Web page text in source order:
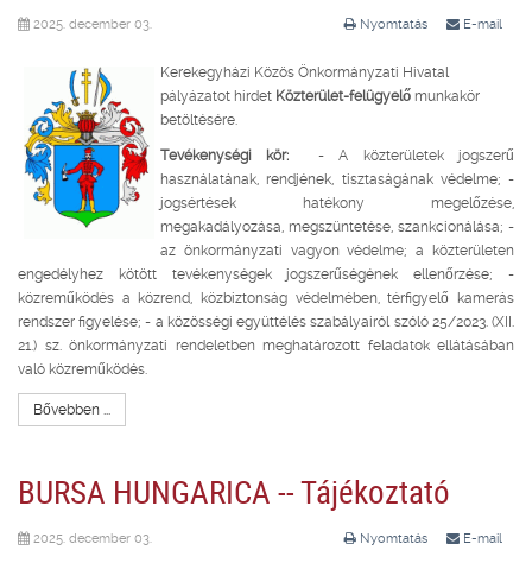
Nyomtatás E-mail
2025. december 03.
Kerekegyházi Közös Önkormányzati Hivatal
pályázatot hirdet Közterület-felügyelő munkakör
betöltésére.
Tevékenységi kör: - A közterületek jogszerű
használatának, rendjének, tisztaságának védelme; -
jogsértések hatékony megelőzése,
megakadályozása, megszüntetése, szankcionálása; -
az önkormányzati vagyon védelme; a közterületen
engedélyhez kötött tevékenységek jogszerűségének ellenőrzése; -
közreműködés a közrend, közbiztonság védelmében, térfigyelő kamerás
rendszer figyelése; - a közösségi együttélés szabályairól szóló 25/2023. (XII.
21.) sz. önkormányzati rendeletben meghatározott feladatok ellátásában
való közreműködés.
Bővebben ...
BURSA HUNGARICA -- Tájékoztató
Nyomtatás E-mail
2025. december 03.